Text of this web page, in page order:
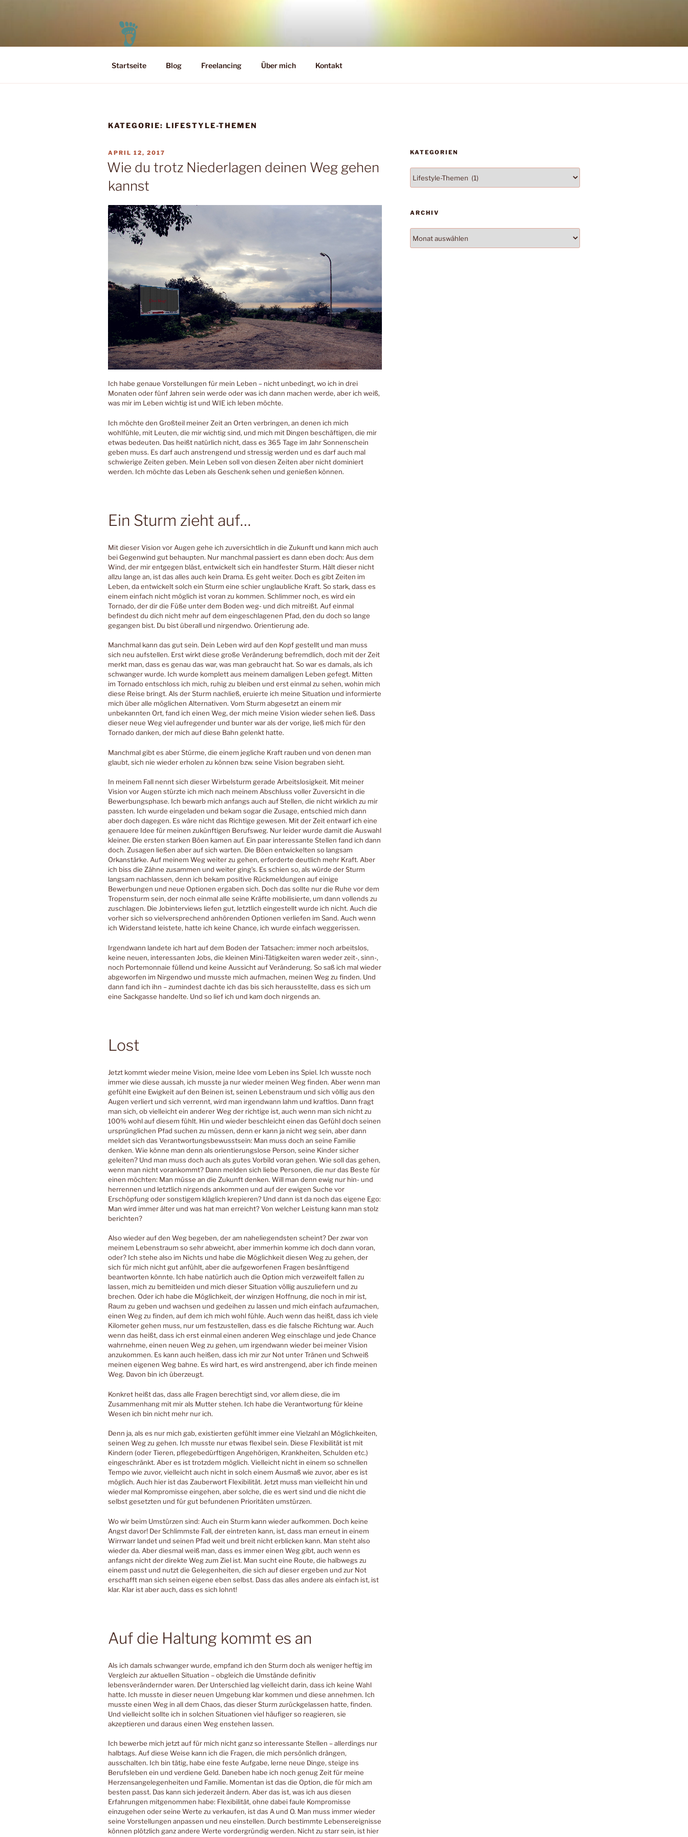
PELEO
Leben für Heute und Morgen
Startseite Blog Freelancing Über mich Kontakt
KATEGORIE: LIFESTYLE-THEMEN
VERÖFFENTLICHT
AM
APRIL 12, 2017
Wie du trotz Niederlagen deinen Weg gehen
kannst
Ich habe genaue Vorstellungen für mein Leben – nicht unbedingt, wo ich in drei
Monaten oder fünf Jahren sein werde oder was ich dann machen werde, aber ich weiß,
was mir im Leben wichtig ist und WIE ich leben möchte.
Ich möchte den Großteil meiner Zeit an Orten verbringen, an denen ich mich
wohlfühle, mit Leuten, die mir wichtig sind, und mich mit Dingen beschäftigen, die mir
etwas bedeuten. Das heißt natürlich nicht, dass es 365 Tage im Jahr Sonnenschein
geben muss. Es darf auch anstrengend und stressig werden und es darf auch mal
schwierige Zeiten geben. Mein Leben soll von diesen Zeiten aber nicht dominiert
werden. Ich möchte das Leben als Geschenk sehen und genießen können.
Ein Sturm zieht auf…
Mit dieser Vision vor Augen gehe ich zuversichtlich in die Zukunft und kann mich auch
bei Gegenwind gut behaupten. Nur manchmal passiert es dann eben doch: Aus dem
Wind, der mir entgegen bläst, entwickelt sich ein handfester Sturm. Hält dieser nicht
allzu lange an, ist das alles auch kein Drama. Es geht weiter. Doch es gibt Zeiten im
Leben, da entwickelt solch ein Sturm eine schier unglaubliche Kraft. So stark, dass es
einem einfach nicht möglich ist voran zu kommen. Schlimmer noch, es wird ein
Tornado, der dir die Füße unter dem Boden weg- und dich mitreißt. Auf einmal
befindest du dich nicht mehr auf dem eingeschlagenen Pfad, den du doch so lange
gegangen bist. Du bist überall und nirgendwo. Orientierung ade.
Manchmal kann das gut sein. Dein Leben wird auf den Kopf gestellt und man muss
sich neu aufstellen. Erst wirkt diese große Veränderung befremdlich, doch mit der Zeit
merkt man, dass es genau das war, was man gebraucht hat. So war es damals, als ich
schwanger wurde. Ich wurde komplett aus meinem damaligen Leben gefegt. Mitten
im Tornado entschloss ich mich, ruhig zu bleiben und erst einmal zu sehen, wohin mich
diese Reise bringt. Als der Sturm nachließ, eruierte ich meine Situation und informierte
mich über alle möglichen Alternativen. Vom Sturm abgesetzt an einem mir
unbekannten Ort, fand ich einen Weg, der mich meine Vision wieder sehen ließ. Dass
dieser neue Weg viel aufregender und bunter war als der vorige, ließ mich für den
Tornado danken, der mich auf diese Bahn gelenkt hatte.
Manchmal gibt es aber Stürme, die einem jegliche Kraft rauben und von denen man
glaubt, sich nie wieder erholen zu können bzw. seine Vision begraben sieht.
In meinem Fall nennt sich dieser Wirbelsturm gerade Arbeitslosigkeit. Mit meiner
Vision vor Augen stürzte ich mich nach meinem Abschluss voller Zuversicht in die
Bewerbungsphase. Ich bewarb mich anfangs auch auf Stellen, die nicht wirklich zu mir
passten. Ich wurde eingeladen und bekam sogar die Zusage, entschied mich dann
aber doch dagegen. Es wäre nicht das Richtige gewesen. Mit der Zeit entwarf ich eine
genauere Idee für meinen zukünftigen Berufsweg. Nur leider wurde damit die Auswahl
kleiner. Die ersten starken Böen kamen auf. Ein paar interessante Stellen fand ich dann
doch. Zusagen ließen aber auf sich warten. Die Böen entwickelten so langsam
Orkanstärke. Auf meinem Weg weiter zu gehen, erforderte deutlich mehr Kraft. Aber
ich biss die Zähne zusammen und weiter ging’s. Es schien so, als würde der Sturm
langsam nachlassen, denn ich bekam positive Rückmeldungen auf einige
Bewerbungen und neue Optionen ergaben sich. Doch das sollte nur die Ruhe vor dem
Tropensturm sein, der noch einmal alle seine Kräfte mobilisierte, um dann vollends zu
zuschlagen. Die Jobinterviews liefen gut, letztlich eingestellt wurde ich nicht. Auch die
vorher sich so vielversprechend anhörenden Optionen verliefen im Sand. Auch wenn
ich Widerstand leistete, hatte ich keine Chance, ich wurde einfach weggerissen.
Irgendwann landete ich hart auf dem Boden der Tatsachen: immer noch arbeitslos,
keine neuen, interessanten Jobs, die kleinen Mini-Tätigkeiten waren weder zeit-, sinn-,
noch Portemonnaie füllend und keine Aussicht auf Veränderung. So saß ich mal wieder
abgeworfen im Nirgendwo und musste mich aufmachen, meinen Weg zu finden. Und
dann fand ich ihn – zumindest dachte ich das bis sich herausstellte, dass es sich um
eine Sackgasse handelte. Und so lief ich und kam doch nirgends an.
Lost
Jetzt kommt wieder meine Vision, meine Idee vom Leben ins Spiel. Ich wusste noch
immer wie diese aussah, ich musste ja nur wieder meinen Weg finden. Aber wenn man
gefühlt eine Ewigkeit auf den Beinen ist, seinen Lebenstraum und sich völlig aus den
Augen verliert und sich verrennt, wird man irgendwann lahm und kraftlos. Dann fragt
man sich, ob vielleicht ein anderer Weg der richtige ist, auch wenn man sich nicht zu
100% wohl auf diesem fühlt. Hin und wieder beschleicht einen das Gefühl doch seinen
ursprünglichen Pfad suchen zu müssen, denn er kann ja nicht weg sein, aber dann
meldet sich das Verantwortungsbewusstsein: Man muss doch an seine Familie
denken. Wie könne man denn als orientierungslose Person, seine Kinder sicher
geleiten? Und man muss doch auch als gutes Vorbild voran gehen. Wie soll das gehen,
wenn man nicht vorankommt? Dann melden sich liebe Personen, die nur das Beste für
einen möchten: Man müsse an die Zukunft denken. Will man denn ewig nur hin- und
herrennen und letztlich nirgends ankommen und auf der ewigen Suche vor
Erschöpfung oder sonstigem kläglich krepieren? Und dann ist da noch das eigene Ego:
Man wird immer älter und was hat man erreicht? Von welcher Leistung kann man stolz
berichten?
Also wieder auf den Weg begeben, der am naheliegendsten scheint? Der zwar von
meinem Lebenstraum so sehr abweicht, aber immerhin komme ich doch dann voran,
oder? Ich stehe also im Nichts und habe die Möglichkeit diesen Weg zu gehen, der
sich für mich nicht gut anfühlt, aber die aufgeworfenen Fragen besänftigend
beantworten könnte. Ich habe natürlich auch die Option mich verzweifelt fallen zu
lassen, mich zu bemitleiden und mich dieser Situation völlig auszuliefern und zu
brechen. Oder ich habe die Möglichkeit, der winzigen Hoffnung, die noch in mir ist,
Raum zu geben und wachsen und gedeihen zu lassen und mich einfach aufzumachen,
einen Weg zu finden, auf dem ich mich wohl fühle. Auch wenn das heißt, dass ich viele
Kilometer gehen muss, nur um festzustellen, dass es die falsche Richtung war. Auch
wenn das heißt, dass ich erst einmal einen anderen Weg einschlage und jede Chance
wahrnehme, einen neuen Weg zu gehen, um irgendwann wieder bei meiner Vision
anzukommen. Es kann auch heißen, dass ich mir zur Not unter Tränen und Schweiß
meinen eigenen Weg bahne. Es wird hart, es wird anstrengend, aber ich finde meinen
Weg. Davon bin ich überzeugt.
Konkret heißt das, dass alle Fragen berechtigt sind, vor allem diese, die im
Zusammenhang mit mir als Mutter stehen. Ich habe die Verantwortung für kleine
Wesen ich bin nicht mehr nur ich.
Denn ja, als es nur mich gab, existierten gefühlt immer eine Vielzahl an Möglichkeiten,
seinen Weg zu gehen. Ich musste nur etwas flexibel sein. Diese Flexibilität ist mit
Kindern (oder Tieren, pflegebedürftigen Angehörigen, Krankheiten, Schulden etc.)
eingeschränkt. Aber es ist trotzdem möglich. Vielleicht nicht in einem so schnellen
Tempo wie zuvor, vielleicht auch nicht in solch einem Ausmaß wie zuvor, aber es ist
möglich. Auch hier ist das Zauberwort Flexibilität. Jetzt muss man vielleicht hin und
wieder mal Kompromisse eingehen, aber solche, die es wert sind und die nicht die
selbst gesetzten und für gut befundenen Prioritäten umstürzen.
Wo wir beim Umstürzen sind: Auch ein Sturm kann wieder aufkommen. Doch keine
Angst davor! Der Schlimmste Fall, der eintreten kann, ist, dass man erneut in einem
Wirrwarr landet und seinen Pfad weit und breit nicht erblicken kann. Man steht also
wieder da. Aber diesmal weiß man, dass es immer einen Weg gibt, auch wenn es
anfangs nicht der direkte Weg zum Ziel ist. Man sucht eine Route, die halbwegs zu
einem passt und nutzt die Gelegenheiten, die sich auf dieser ergeben und zur Not
erschafft man sich seinen eigene eben selbst. Dass das alles andere als einfach ist, ist
klar. Klar ist aber auch, dass es sich lohnt!
Auf die Haltung kommt es an
Als ich damals schwanger wurde, empfand ich den Sturm doch als weniger heftig im
Vergleich zur aktuellen Situation – obgleich die Umstände definitiv
lebensverändernder waren. Der Unterschied lag vielleicht darin, dass ich keine Wahl
hatte. Ich musste in dieser neuen Umgebung klar kommen und diese annehmen. Ich
musste einen Weg in all dem Chaos, das dieser Sturm zurückgelassen hatte, finden.
Und vielleicht sollte ich in solchen Situationen viel häufiger so reagieren, sie
akzeptieren und daraus einen Weg enstehen lassen.
Ich bewerbe mich jetzt auf für mich nicht ganz so interessante Stellen – allerdings nur
halbtags. Auf diese Weise kann ich die Fragen, die mich persönlich drängen,
ausschalten. Ich bin tätig, habe eine feste Aufgabe, lerne neue Dinge, steige ins
Berufsleben ein und verdiene Geld. Daneben habe ich noch genug Zeit für meine
Herzensangelegenheiten und Familie. Momentan ist das die Option, die für mich am
besten passt. Das kann sich jederzeit ändern. Aber das ist, was ich aus diesen
Erfahrungen mitgenommen habe: Flexibilität, ohne dabei faule Kompromisse
einzugehen oder seine Werte zu verkaufen, ist das A und O. Man muss immer wieder
seine Vorstellungen anpassen und neu einstellen. Durch bestimmte Lebensereignisse
können plötzlich ganz andere Werte vordergründig werden. Nicht zu starr sein, ist hier
KATEGORIEN
ARCHIV